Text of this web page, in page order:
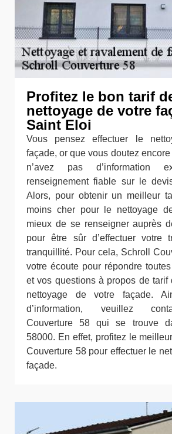
Profitez le bon tarif
nettoyage de votre
Saint Eloi
Vous pensez effectuer le
façade, or que vous doutez
n’avez pas d’information
renseignement fiable sur le
Alors, pour obtenir un meilleur
moins cher pour le nettoyage
mieux de se renseigner auprès
pour être sûr d’effectuer votre
tranquillité. Pour cela, Schroll
votre écoute pour répondre
et vos questions à propos de tarif
nettoyage de votre façade.
d’information, veuillez
Couverture 58 qui se trouve
58000. En effet, profitez le
Couverture 58 pour effectuer le
façade.